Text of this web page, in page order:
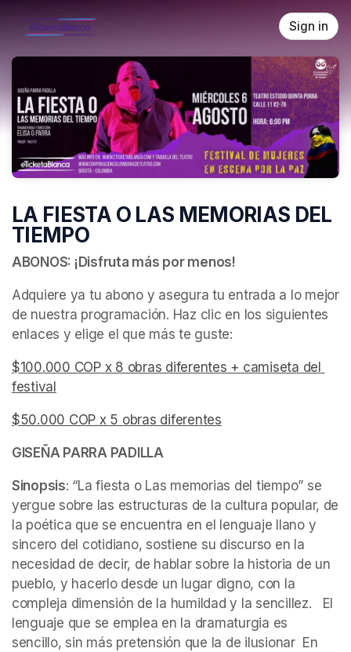
Sign in
LA FIESTA O LAS MEMORIAS DEL
TIEMPO
ABONOS: ¡Disfruta más por menos!
Adquiere ya tu abono y asegura tu entrada a lo mejor
de nuestra programación. Haz clic en los siguientes
enlaces y elige el que más te guste:
$100.000 COP x 8 obras diferentes + camiseta del
festival
$50.000 COP x 5 obras diferentes
(opens in a new tab)
GISEÑA PARRA PADILLA
Sinopsis: “La fiesta o Las memorias del tiempo” se
yergue sobre las estructuras de la cultura popular, de
la poética que se encuentra en el lenguaje llano y
sincero del cotidiano, sostiene su discurso en la
necesidad de decir, de hablar sobre la historia de un
pueblo, y hacerlo desde un lugar digno, con la
compleja dimensión de la humildad y la sencillez.   El
lenguaje que se emplea en la dramaturgia es
sencillo, sin más pretensión que la de ilusionar  En